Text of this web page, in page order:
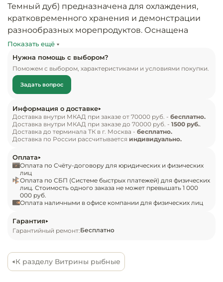
Инвентарь
Кухонный
Посуда и
общепита
Оснащение
бытового
Темный дуб) предназначена для охлаждения,
кратковременного хранения и демонстрации
разнообразных морепродуктов. Оснащена
статической системой охлаждения.
Рекомендуется к применению в магазинах,
супермаркетах и на других предприятиях
общественного питания и торговли.
Открытая конструкция витрины;
Экспозиционная поверхность и столешница
изготовлены из шлифованной нержавеющей
МДФ;
Микропроцессорный блок управления с
индикацией температуры;
Режим автоматической электрической оттайки;
Регулируемые по высоте ножки;
Витрины предназначены для эксплуатации в
закрытом помещении с естественной
среды от +12 до +25 и относительной влажности
не более 60%.
Показать ещё
Нужна помощь с выбором?
Поможем с выбором, характеристиками и условиями покупки.
Задать вопрос
Информация о доставке
Доставка внутри МКАД при заказе от 70000 руб. - бесплатно.
Доставка внутри МКАД при заказе до 70000 руб. - 1500 руб..
Доставка до терминала ТК в г. Москва - бесплатно.
Доставка по России рассчитывается индивидуально.
Оплата
Оплата по Счёту-договору для юридических и физических
лиц
Оплата по СБП (Системе быстрых платежей) для физических
лиц. Стоимость одного заказа не может превышать 1 000
000 руб.
Оплата наличными в офисе компании для физических лиц
Гарантия
Гарантийный ремонт:Бесплатно
К разделу Витрины рыбные